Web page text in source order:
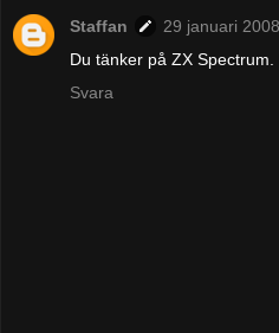
Staffan
29 januari
Du tänker på ZX
Svara